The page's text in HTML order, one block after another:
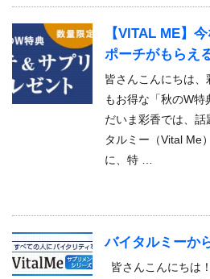
【VITAL ME】
ポーチがもらえ
皆さんこんにちは
もお得な「秋のW
だいま彩香では、
タルミー（Vital Me
に、特 …
バイタルミーか
皆さんこんにちは